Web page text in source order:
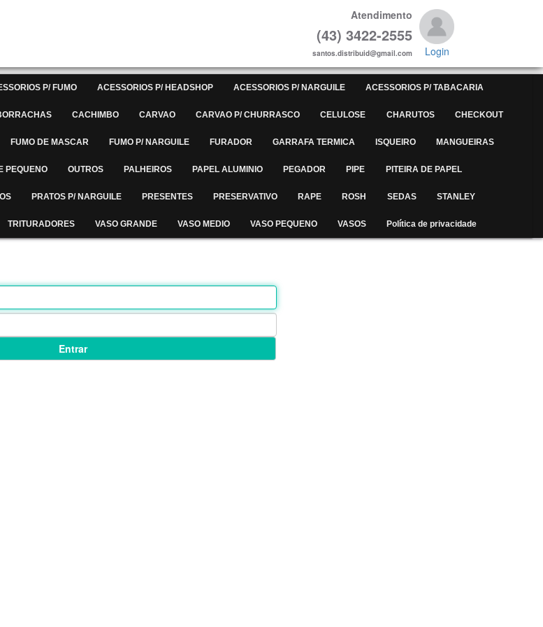
Atendimento
(43) 3422-2555
santos.distribuid@gmail.com Login
P/ FUMO ACESSORIOS P/ HEADSHOP ACESSORIOS P/ NARGUILE ACESSORIOS P/ TABACARIA
CACHIMBO CARVAO CARVAO P/ CHURRASCO CELULOSE CHARUTOS CHECKOUT
FUMO DE MASCAR FUMO P/ NARGUILE FURADOR GARRAFA TERMICA ISQUEIRO MANGUEIRAS
PEQUENO OUTROS PALHEIROS PAPEL ALUMINIO PEGADOR PIPE PITEIRA DE PAPEL
PRATOS P/ NARGUILE PRESENTES PRESERVATIVO RAPE ROSH SEDAS STANLEY
TRITURADORES VASO GRANDE VASO MEDIO VASO PEQUENO VASOS Política de privacidade